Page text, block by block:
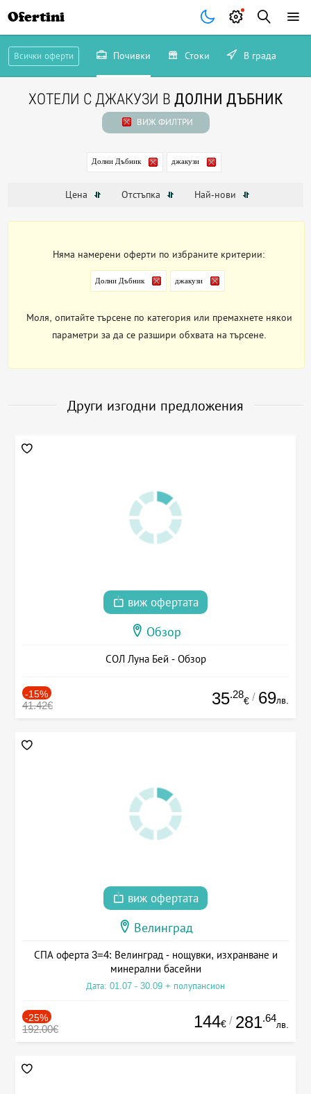
Ofertini
Всички оферти Почивки Стоки В града
ХОТЕЛИ С ДЖАКУЗИ В ДОЛНИ ДЪБНИК
ВИЖ ФИЛТРИ
Долни Дъбник джакузи
Цена Отстъпка Най-нови
Няма намерени оферти по избраните критерии:
Долни Дъбник джакузи
Моля, опитайте търсене по категория или премахнете някои
параметри за да се разшири обхвата на търсене.
Други изгодни предложения
виж офертата
Обзор
СОЛ Луна Бей - Обзор
-15%
41.42€ 35.28
€ / 69лв.
виж офертата
Велинград
СПА оферта 3=4: Велинград - нощувки, изхранване и
минерални басейни
Дата: 01.07 - 30.09 + полупансион
-25%
192.00€ 144€ / 281.64
лв.